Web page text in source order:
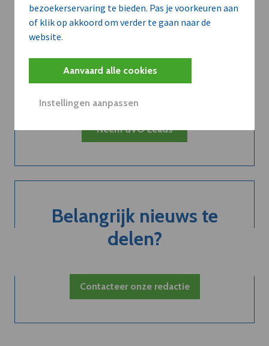
bezoekerservaring te bieden. Pas je voorkeuren aan
of klik op akkoord om verder te gaan naar de
website.
Aanvaard alle cookies
Instellingen aanpassen
Kort de voordelen
van een
abonnement...
Neem dVO Leads
Belangrijk nieuws te
delen?
Contacteer onze redactie